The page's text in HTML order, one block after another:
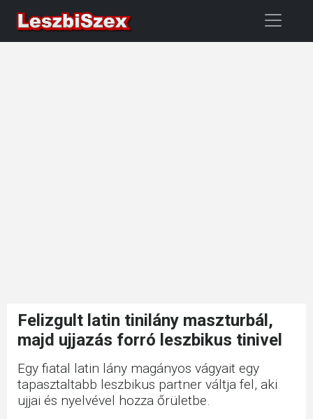
Felizgult latin tinilány maszturbál,
majd ujjazás forró leszbikus tinivel
Egy fiatal latin lány magányos vágyait egy
tapasztaltabb leszbikus partner váltja fel, aki
ujjai és nyelvével hozza őrületbe.